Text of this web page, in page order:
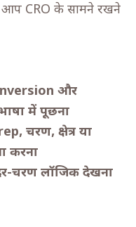
आप CRO के सामने रखने
और
में पूछना
चरण, क्षेत्र या
करना
चरण लॉजिक देखना